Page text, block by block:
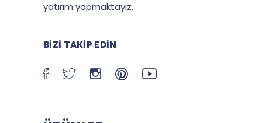
yatırım yapmaktayız.
BIZI TAKIP EDIN